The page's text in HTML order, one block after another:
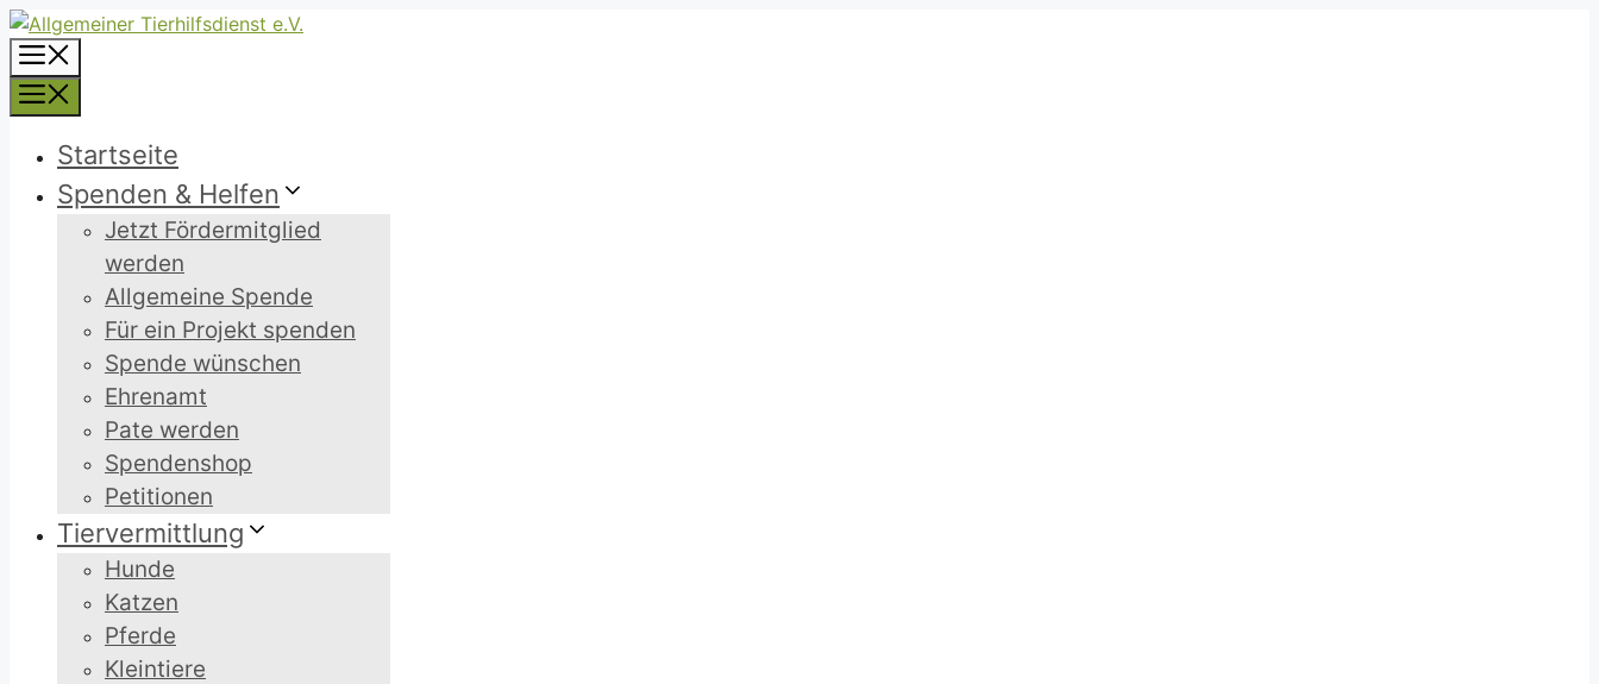
Zum
Inhalt
springen
Startseite
Spenden & Helfen
Jetzt Fördermitglied
werden
Allgemeine Spende
Für ein Projekt spenden
Spende wünschen
Ehrenamt
Pate werden
Spendenshop
Petitionen
Tiervermittlung
Hunde
Katzen
Pferde
Kleintiere